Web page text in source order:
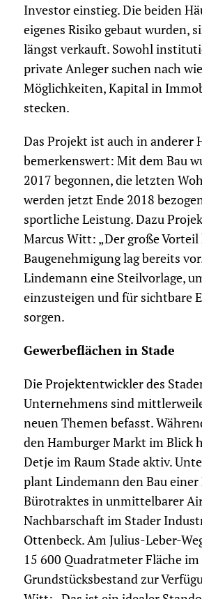
Investor einstieg. Die beiden
eigenes Risiko gebaut wurden,
längst verkauft. Sowohl
private Anleger suchen nach
Möglichkeiten, Kapital in
stecken.
Das Projekt ist auch in anderer
bemerkenswert: Mit dem Bau
2017 begonnen, die letzten
werden jetzt Ende 2018
sportliche Leistung. Dazu
Marcus Witt: „Der große
Baugenehmigung lag bereits
Lindemann eine Steilvorlage,
einzusteigen und für sichtbare
sorgen.
Gewerbeflächen in Stade
Die Projektentwickler des
Unternehmens sind
neuen Themen befasst.
den Hamburger Markt im Blick
Detje im Raum Stade aktiv.
plant Lindemann den Bau einer
Bürotraktes in unmittelbarer
Nachbarschaft im Stader
Ottenbeck. Am Julius-Leber-
15 600 Quadratmeter Fläche
Grundstücksbestand zur